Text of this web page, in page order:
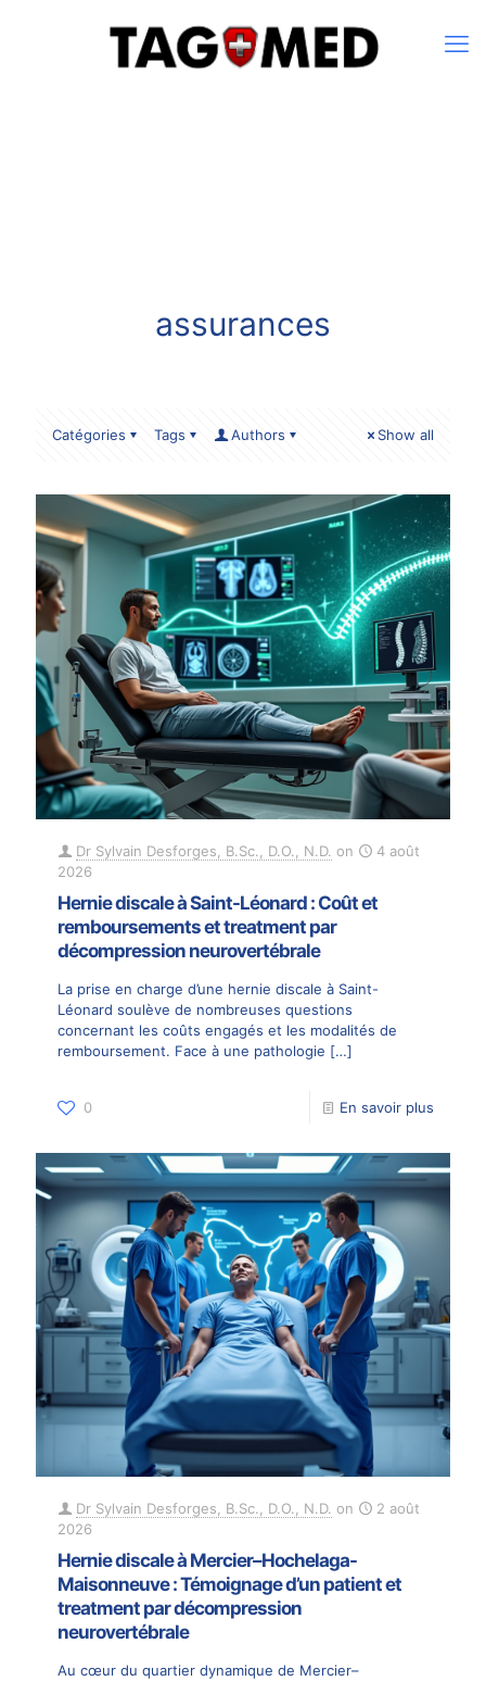
assurances
Catégories Tags Authors Show all
Dr Sylvain Desforges, B.Sc., D.O., N.D. on
4 août
2026
Hernie discale à Saint-Léonard : Coût et
remboursements et treatment par
décompression neurovertébrale
La prise en charge d’une hernie discale à Saint-
Léonard soulève de nombreuses questions
concernant les coûts engagés et les modalités de
remboursement. Face à une pathologie […]
0 En savoir plus
Dr Sylvain Desforges, B.Sc., D.O., N.D. on
2 août
2026
Hernie discale à Mercier–Hochelaga-
Maisonneuve : Témoignage d’un patient et
treatment par décompression
neurovertébrale
Au cœur du quartier dynamique de Mercier–